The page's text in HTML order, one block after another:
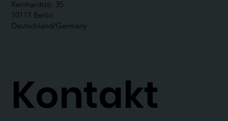
Reinhardtstr. 35
10117 Berlin
Deutschland/Germany
Kontakt